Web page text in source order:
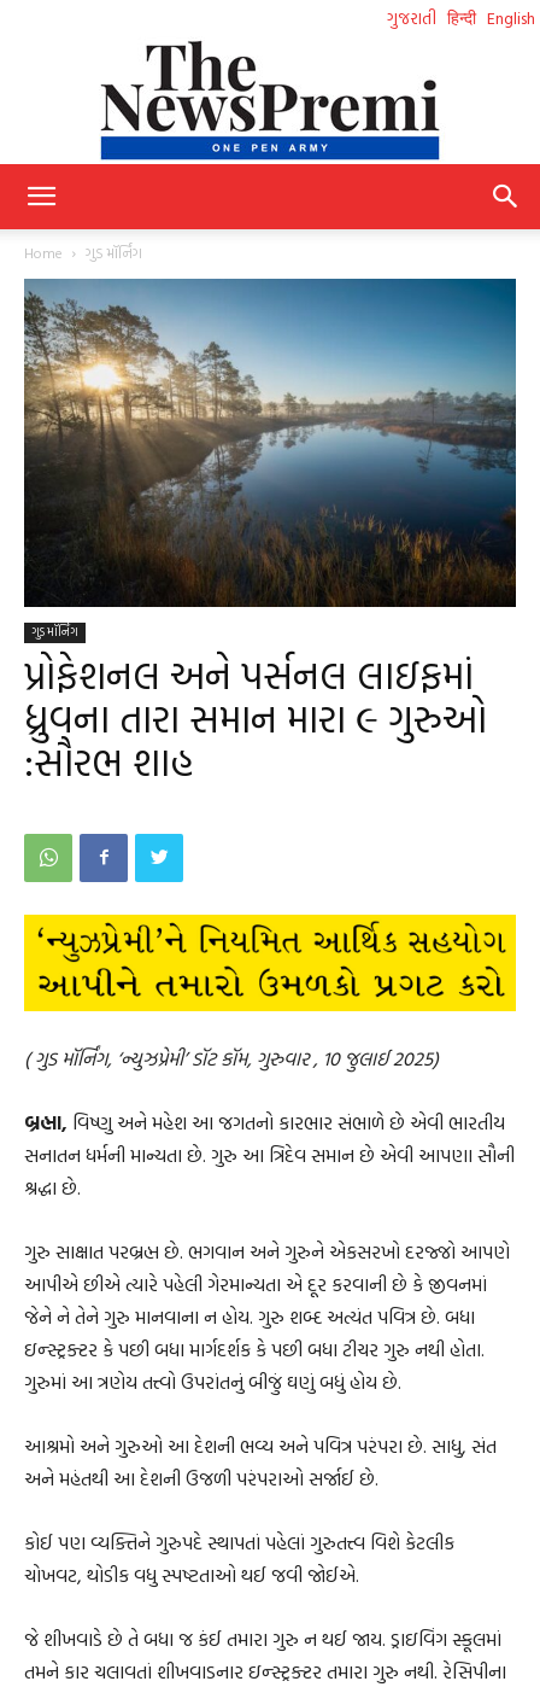
ગુજરાતી हिन्दी English
Home ગુડ મૉર્નિંગ
ગુડ મૉર્નિંગ
પ્રોફેશનલ અને પર્સનલ લાઇફમાં
ધ્રુવના તારા સમાન મારા ૯ ગુરુઓ
:સૌરભ શાહ
( ગુડ મૉર્નિંગ, ‘ન્યુઝપ્રેમી’ ડૉટ કૉમ, ગુરુવાર , 10 જુલાઈ 2025)
બ્રહ્મા, વિષ્ણુ અને મહેશ આ જગતનો કારભાર સંભાળે છે એવી ભારતીય
સનાતન ધર્મની માન્યતા છે. ગુરુ આ ત્રિદેવ સમાન છે એવી આપણા સૌની
શ્રદ્ધા છે.
ગુરુ સાક્ષાત પરબ્રહ્મ છે. ભગવાન અને ગુરુને એકસરખો દરજ્જો આપણે
આપીએ છીએ ત્યારે પહેલી ગેરમાન્યતા એ દૂર કરવાની છે કે જીવનમાં
જેને ને તેને ગુરુ માનવાના ન હોય. ગુરુ શબ્દ અત્યંત પવિત્ર છે. બધા
ઇન્સ્ટ્રક્ટર કે પછી બધા માર્ગદર્શક કે પછી બધા ટીચર ગુરુ નથી હોતા.
ગુરુમાં આ ત્રણેય તત્ત્વો ઉપરાંતનું બીજું ઘણું બધું હોય છે.
આશ્રમો અને ગુરુઓ આ દેશની ભવ્ય અને પવિત્ર પરંપરા છે. સાધુ, સંત
અને મહંતથી આ દેશની ઉજળી પરંપરાઓ સર્જાઈ છે.
કોઈ પણ વ્યક્તિને ગુરુપદે સ્થાપતાં પહેલાં ગુરુતત્ત્વ વિશે કેટલીક
ચોખવટ, થોડીક વધુ સ્પષ્ટતાઓ થઈ જવી જોઈએ.
જે શીખવાડે છે તે બધા જ કંઈ તમારા ગુરુ ન થઈ જાય. ડ્રાઇવિંગ સ્કૂલમાં
તમને કાર ચલાવતાં શીખવાડનાર ઇન્સ્ટ્રક્ટર તમારા ગુરુ નથી. રેસિપીના